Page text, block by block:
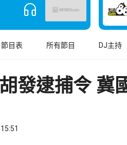
節目表 所有節目 DJ主持
發逮捕令 冀